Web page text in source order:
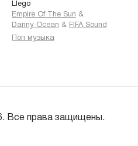
Llego
Empire Of The Sun &
Danny Ocean & FIFA Sound
Поп музыка
Все права защищены.